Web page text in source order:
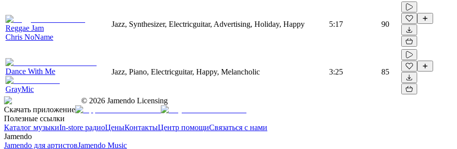
Reggae Jam
Chris NoName
Jazz, Synthesizer, Electricguitar, Advertising, Holiday, Happy 5:17 90
Dance With Me
GrayMic
Jazz, Piano, Electricguitar, Happy, Melancholic 3:25 85
© 2026 Jamendo Licensing
Скачать приложение
Полезные ссылки
Каталог музыкиIn-store радиоЦеныКонтактыЦентр помощиСвязаться с нами
Jamendo
Jamendo для артистовJamendo Music